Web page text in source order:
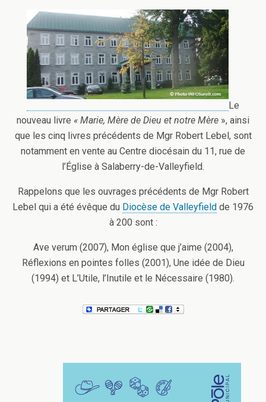
Le
nouveau livre « Marie, Mère de Dieu et notre Mère », ainsi
que les cinq livres précédents de Mgr Robert Lebel, sont
notamment en vente au Centre diocésain du 11, rue de
l’Église à Salaberry-de-Valleyfield.
Rappelons que les ouvrages précédents de Mgr Robert
Lebel qui a été évêque du Diocèse de Valleyfield de 1976
à 200 sont :
Ave verum (2007), Mon église que j’aime (2004),
Réflexions en pointes folles (2001), Une idée de Dieu
(1994) et L’Utile, l’Inutile et le Nécessaire (1980).